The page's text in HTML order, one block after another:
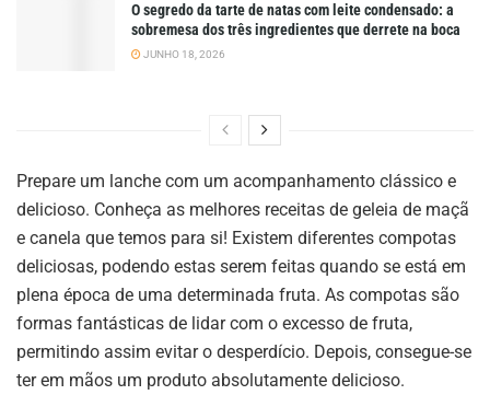
O segredo da tarte de natas com leite condensado: a
sobremesa dos três ingredientes que derrete na boca
JUNHO 18, 2026
Prepare um lanche com um acompanhamento clássico e
delicioso. Conheça as melhores receitas de geleia de maçã
e canela que temos para si! Existem diferentes compotas
deliciosas, podendo estas serem feitas quando se está em
plena época de uma determinada fruta. As compotas são
formas fantásticas de lidar com o excesso de fruta,
permitindo assim evitar o desperdício. Depois, consegue-se
ter em mãos um produto absolutamente delicioso.